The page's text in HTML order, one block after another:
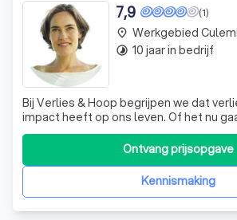
(1)
7,9
Bij Verlies & Hoop begrijpen we dat
impact heeft op ons leven. Of het nu
van een dierbare, een relatie, of zelfs
toekomstplannen, we staan klaar om je
in deze uitdagende tijden. Onze aanpak
de nieuwste inzichten inKennismaking
Ontvang prijsopgave
place Werkgebied
timelapse 10 jaar in bedrijf